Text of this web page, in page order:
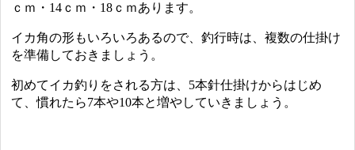
ｃｍ・14ｃｍ・18ｃｍあります。
イカ角の形もいろいろあるので、釣行時は、複数の仕掛け
を準備しておきましょう。
初めてイカ釣りをされる方は、5本針仕掛けからはじめ
て、慣れたら7本や10本と増やしていきましょう。